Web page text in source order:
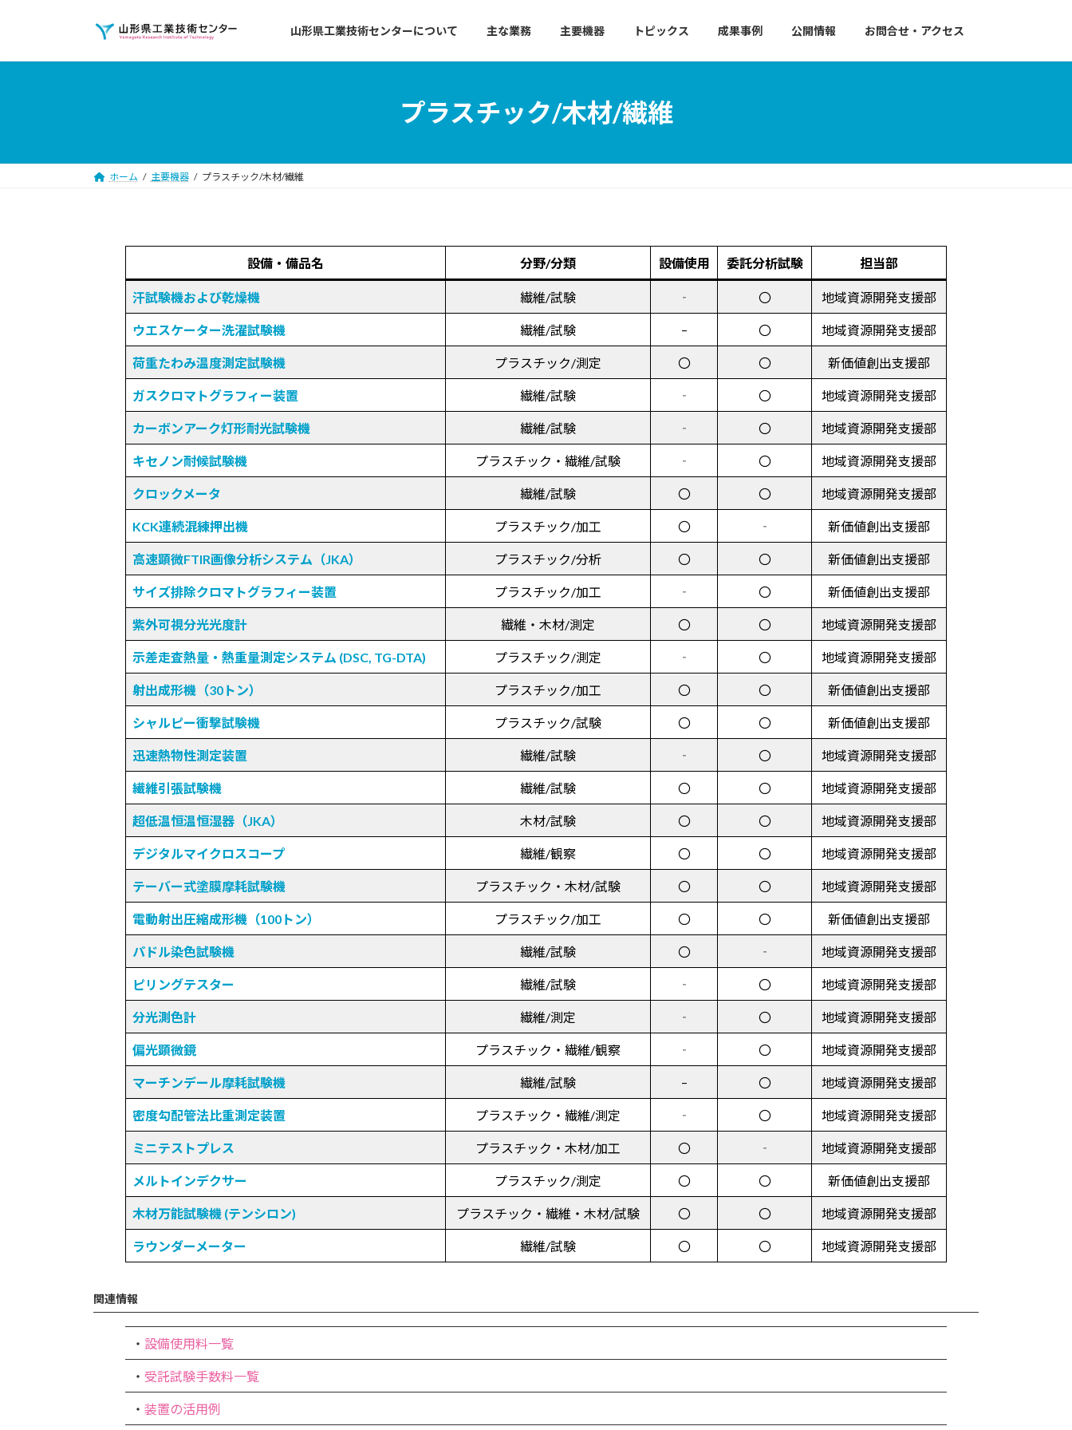
ン
ッ
ー
移
山形県工業技術センターについて 主な業務 主要機器 トピックス 成果事例 公開情報 お問合せ・アクセス
プラスチック/木材/繊維
ホーム 主要機器 プラスチック/木材/繊維
設備・備品名 分野/分類 設備使用 委託分析試験 担当部
汗試験機および乾燥機 繊維/試験 ‐ 〇 地域資源開発支援部
ウエスケーター洗濯試験機 繊維/試験 – 〇 地域資源開発支援部
荷重たわみ温度測定試験機 プラスチック/測定 〇 〇 新価値創出支援部
ガスクロマトグラフィー装置 繊維/試験 ‐ 〇 地域資源開発支援部
カーボンアーク灯形耐光試験機 繊維/試験 ‐ 〇 地域資源開発支援部
キセノン耐候試験機 プラスチック・ 繊維/試験 ‐ 〇 地域資源開発支援部
クロックメータ 繊維/試験 〇 〇 地域資源開発支援部
KCK連続混練押出機 プラスチック/加工 〇 ‐ 新価値創出支援部
高速顕微FTIR画像分析システム（JKA） プラスチック/分析 〇 〇 新価値創出支援部
サイズ排除クロマトグラフィー装置 プラスチック/加工 ‐ 〇 新価値創出支援部
紫外可視分光光度計 繊維・ 木材/測定 〇 〇 地域資源開発支援部
示差走査熱量・熱重量測定システム (DSC, TG-DTA) プラスチック/測定 ‐ 〇 地域資源開発支援部
射出成形機（30トン） プラスチック/加工 〇 〇 新価値創出支援部
シャルピー衝撃試験機 プラスチック/試験 〇 〇 新価値創出支援部
迅速熱物性測定装置 繊維/試験 ‐ 〇 地域資源開発支援部
繊維引張試験機 繊維/試験 〇 〇 地域資源開発支援部
超低温恒温恒湿器（JKA） 木材/試験 〇 〇 地域資源開発支援部
デジタルマイクロスコープ 繊維/観察 〇 〇 地域資源開発支援部
テーバー式塗膜摩耗試験機 プラスチック・木材/試験 〇 〇 地域資源開発支援部
電動射出圧縮成形機（100トン） プラスチック/加工 〇 〇 新価値創出支援部
パドル染色試験機 繊維/試験 〇 ‐ 地域資源開発支援部
ピリングテスター 繊維/試験 ‐ 〇 地域資源開発支援部
分光測色計 繊維/測定 ‐ 〇 地域資源開発支援部
偏光顕微鏡 プラスチック・繊維/観察 ‐ 〇 地域資源開発支援部
マーチンデール摩耗試験機 繊維/試験 – 〇 地域資源開発支援部
密度勾配管法比重測定装置 プラスチック・繊維/測定 ‐ 〇 地域資源開発支援部
ミニテストプレス プラスチック・木材/加工 〇 ‐ 地域資源開発支援部
メルトインデクサー プラスチック/測定 〇 〇 新価値創出支援部
木材万能試験機 (テンシロン) プラスチック・繊維・木材/試験 〇 〇 地域資源開発支援部
ラウンダーメーター 繊維/試験 〇 〇 地域資源開発支援部
関連情報
・ 設備使用料一覧
・ 受託試験手数料一覧
・ 装置の活用例